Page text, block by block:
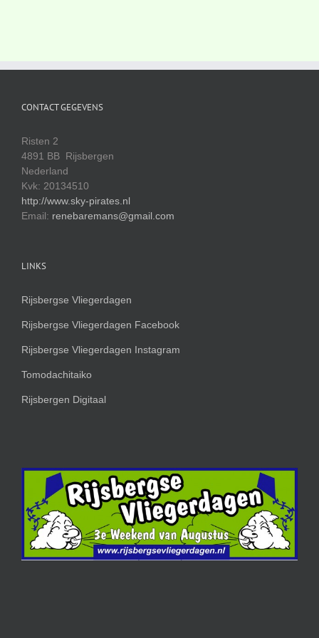
CONTACT GEGEVENS
Risten 2
4891 BB Rijsbergen
Nederland
Kvk: 20134510
http://www.sky-pirates.nl
Email: renebaremans@gmail.com
LINKS
Rijsbergse Vliegerdagen
Rijsbergse Vliegerdagen Facebook
Rijsbergse Vliegerdagen Instagram
Tomodachitaiko
Rijsbergen Digitaal